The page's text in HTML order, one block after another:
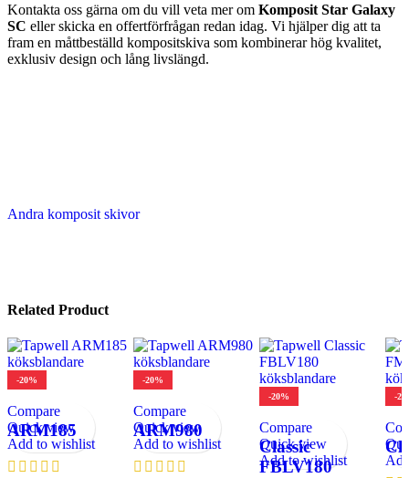
Kontakta oss gärna om du vill veta mer om Komposit Star Galaxy
SC eller skicka en offertförfrågan redan idag. Vi hjälper dig att ta
fram en måttbeställd kompositskiva som kombinerar hög kvalitet,
exklusiv design och lång livslängd.
Andra komposit skivor
Related Product
-20%
Compare
Quick view
Add to wishlist
ARM185
-20%
Compare
Quick view
Add to wishlist
ARM980
-20%
Compare
Quick view
Add to wishlist
Classic
FBLV180
-